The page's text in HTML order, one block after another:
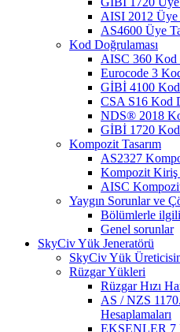
AISI 2012 Üye
AS4600 Üye
Kod Doğrulaması
AISC 360 Kod
Eurocode 3
GİBİ 4100 Kod
CSA S16 Kod
NDS® 2018
GİBİ 1720 Kod
Kompozit Tasarım
AS2327
Kompozit Kiriş
AISC
Yaygın Sorunlar ve
Bölümlerle
Genel sorunlar
SkyCiv Yük Jeneratörü
SkyCiv Yük
Rüzgar Yükleri
Rüzgar Hızı
AS / NZS
Hesaplamaları
EKSENLER 7